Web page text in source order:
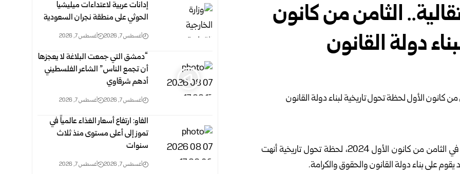
الثامن من كانون
دولة القانون
أكدت الهيئة الوطنية للعدالة الانتقالية أن السوريين شهدوا في الثامن من كانون الأول 2024، لحظة تحول تاريخية أنهت
على بناء دولة القانون والحقوق والكرامة.
إدانات عربية لاعتداءات ميليشيا
الحوثي على منطقة نجران السعودية
أغسطس 7, 2026 أغسطس 7, 2026
“دمشق التي جمعت البلاغة لا يعجزها
أن تجمع الناس” الشاعر الفلسطيني
أدهم شرقاوي
أغسطس 7, 2026 أغسطس 7, 2026
الفاو: ارتفاع أسعار الغذاء عالمياً في
تموز إلى أعلى مستوى منذ ثلاث
‏سنوات
أغسطس 7, 2026 أغسطس 7, 2026